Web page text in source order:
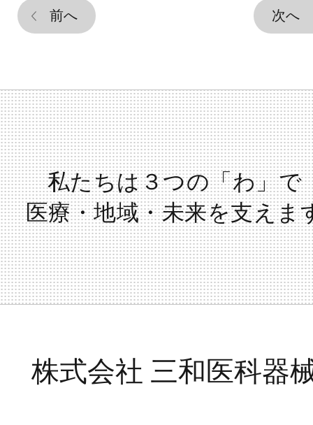
前へ 次へ
私たちは３つの「わ」で
医療・地域・未来を支えま
株式会社 三和医科器